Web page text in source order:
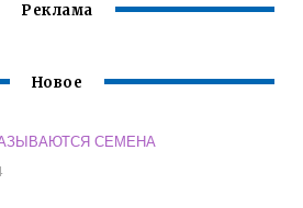
Реклама
Новое
СЕМЕНА